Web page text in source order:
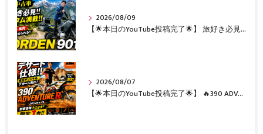
2026/08/09
【🌟本日のYouTube投稿完了🌟】 旅好き必見🔥!!カスタム満載の極上中古車！ 「NORDEN 901」が入荷いたしました✨【Husqvarna Motorcycles山形】
2026/08/07
【🌟本日のYouTube投稿完了🌟】 🔥390 ADVENTURE R × KTM山形 オリジナルデカール仕様誕生🔥